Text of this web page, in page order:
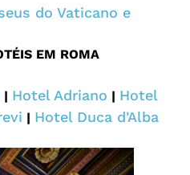
do Vaticano e
EM ROMA
| Hotel Adriano | Hotel
| Hotel Duca d'Alba